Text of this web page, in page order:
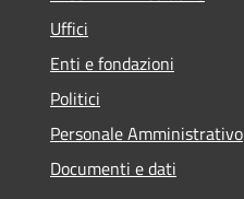
Uffici
Enti e fondazioni
Politici
Personale Amministrativo
Documenti e dati